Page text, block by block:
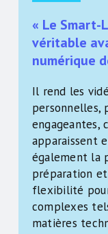
« Le
véritable
numérique
Il rend les
personnelles,
engageantes,
apparaissent
également la
préparation
flexibilité
complexes
matières